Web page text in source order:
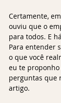
Certamente,
ouviu que o
para todos. E
Para entender
o que você
eu te
perguntas que
artigo.